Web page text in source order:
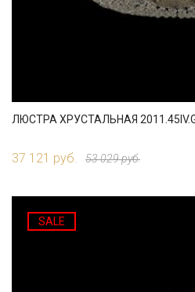
ЛЮСТРА ХРУСТАЛЬНАЯ 2011.45IV.G
37 121 руб. 53 029 руб.
SALE